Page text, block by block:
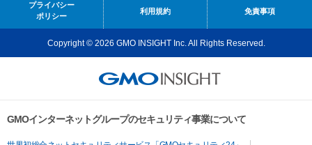
プライバシー
ポリシー
利用規約 免責事項
Copyright © 2026 GMO INSIGHT Inc. All Rights Reserved.
GMOインターネットグループのセキュリティ事業について